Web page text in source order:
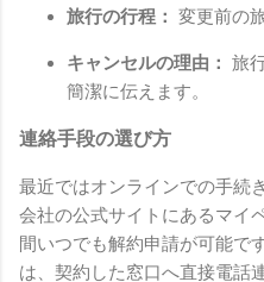
旅行の行程： 変更前の
キャンセルの理由： 旅
簡潔に伝えます。
連絡手段の選び方
最近ではオンラインでの手続
会社の公式サイトにあるマイ
間いつでも解約申請が可能で
は、契約した窓口へ直接電話